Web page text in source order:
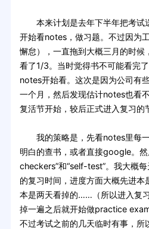
本来计划是去年下半年把考试
开始看notes，做习题。不过因为
懈怠），一直拖到大概三月的时候
看了1/3。当时觉得书不可能看完
notes开始看。这次是因为公司有
一个月，然后发现估计notes也看
复活节开始，较后正式进入复习的
我的策略是，先看notes里每一
明白的查书，或者直接google。
checkers”和“self-test”。我大概
的复习时间，进度方面大概先进本
本是两天看掉的……（所以进入复
掉一遍之后就开始做practice
不过考试之前的几天临时有事，所